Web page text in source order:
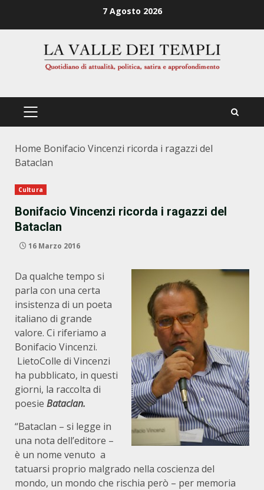
7 Agosto 2026
PRIMÄRES
Home Bonifacio Vincenzi ricorda i ragazzi del
Bataclan
Cultura
Bonifacio Vincenzi ricorda i ragazzi del
Bataclan
16 Marzo 2016
Da qualche tempo si
parla con una certa
insistenza di un poeta
italiano di grande
valore. Ci riferiamo a
Bonifacio Vincenzi.
LietoColle di Vincenzi
ha pubblicato, in questi
giorni, la raccolta di
poesie Bataclan.
“Bataclan – si legge in
una nota dell’editore –
è un nome venuto a
tatuarsi proprio malgrado nella coscienza del
mondo, un mondo che rischia però – per memoria